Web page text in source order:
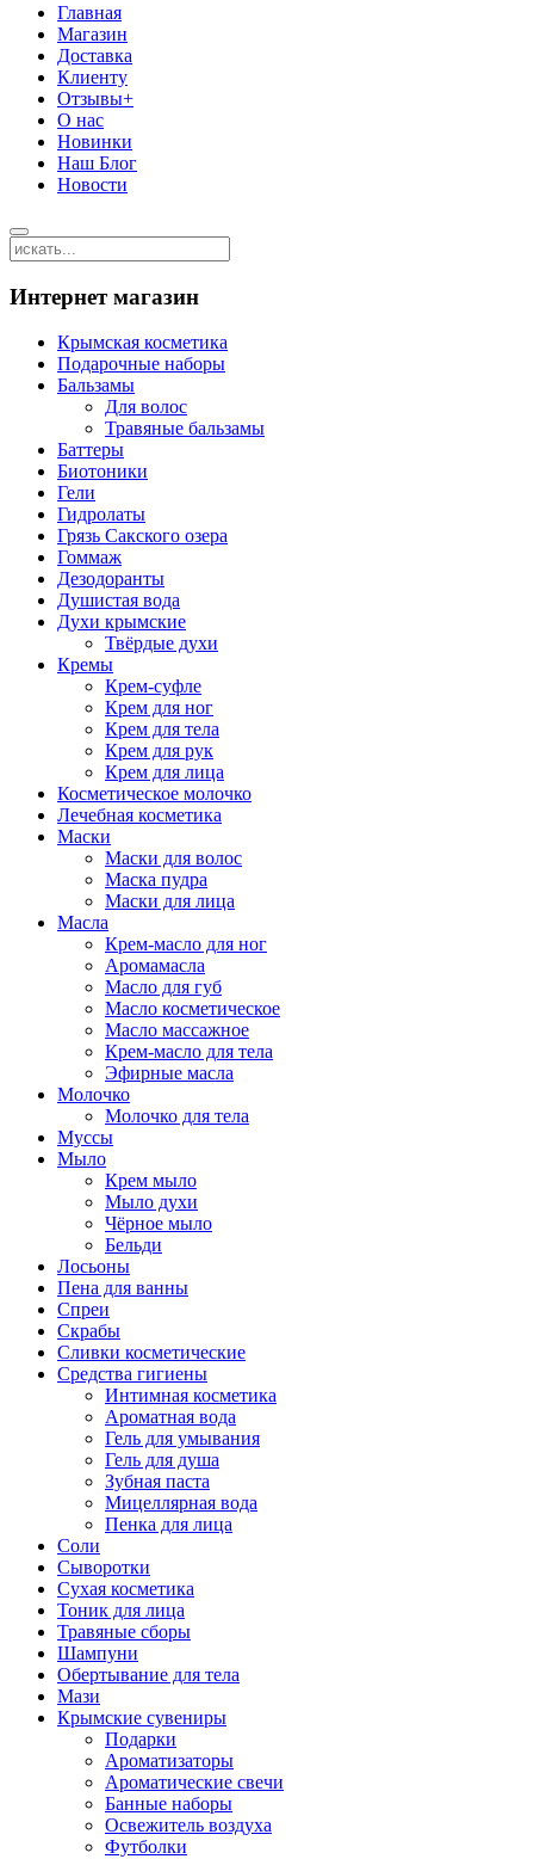
Главная
Магазин
Доставка
Клиенту
Отзывы+
О нас
Новинки
Наш Блог
Новости
Интернет магазин
Крымская косметика
Подарочные наборы
Бальзамы
Для волос
Травяные бальзамы
Баттеры
Биотоники
Гели
Гидролаты
Грязь Сакского озера
Гоммаж
Дезодоранты
Душистая вода
Духи крымские
Твёрдые духи
Кремы
Крем-суфле
Крем для ног
Крем для тела
Крем для рук
Крем для лица
Косметическое молочко
Лечебная косметика
Маски
Маски для волос
Маска пудра
Маски для лица
Масла
Крем-масло для ног
Аромамасла
Масло для губ
Масло косметическое
Масло массажное
Крем-масло для тела
Эфирные масла
Молочко
Молочко для тела
Муссы
Мыло
Крем мыло
Мыло духи
Чёрное мыло
Бельди
Лосьоны
Пена для ванны
Спреи
Скрабы
Сливки косметические
Средства гигиены
Интимная косметика
Ароматная вода
Гель для умывания
Гель для душа
Зубная паста
Мицеллярная вода
Пенка для лица
Соли
Сыворотки
Сухая косметика
Тоник для лица
Травяные сборы
Шампуни
Обертывание для тела
Мази
Крымские сувениры
Подарки
Ароматизаторы
Ароматические свечи
Банные наборы
Освежитель воздуха
Футболки